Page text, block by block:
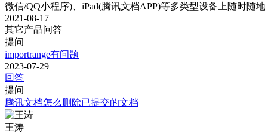
微信/QQ小程序)、iPad(腾讯文档APP)等多类型设备上随时随
2021-08-17
其它产品问答
提问
importrange有问题
2023-07-29
回答
提问
腾讯文档怎么删除已提交的文档
王涛